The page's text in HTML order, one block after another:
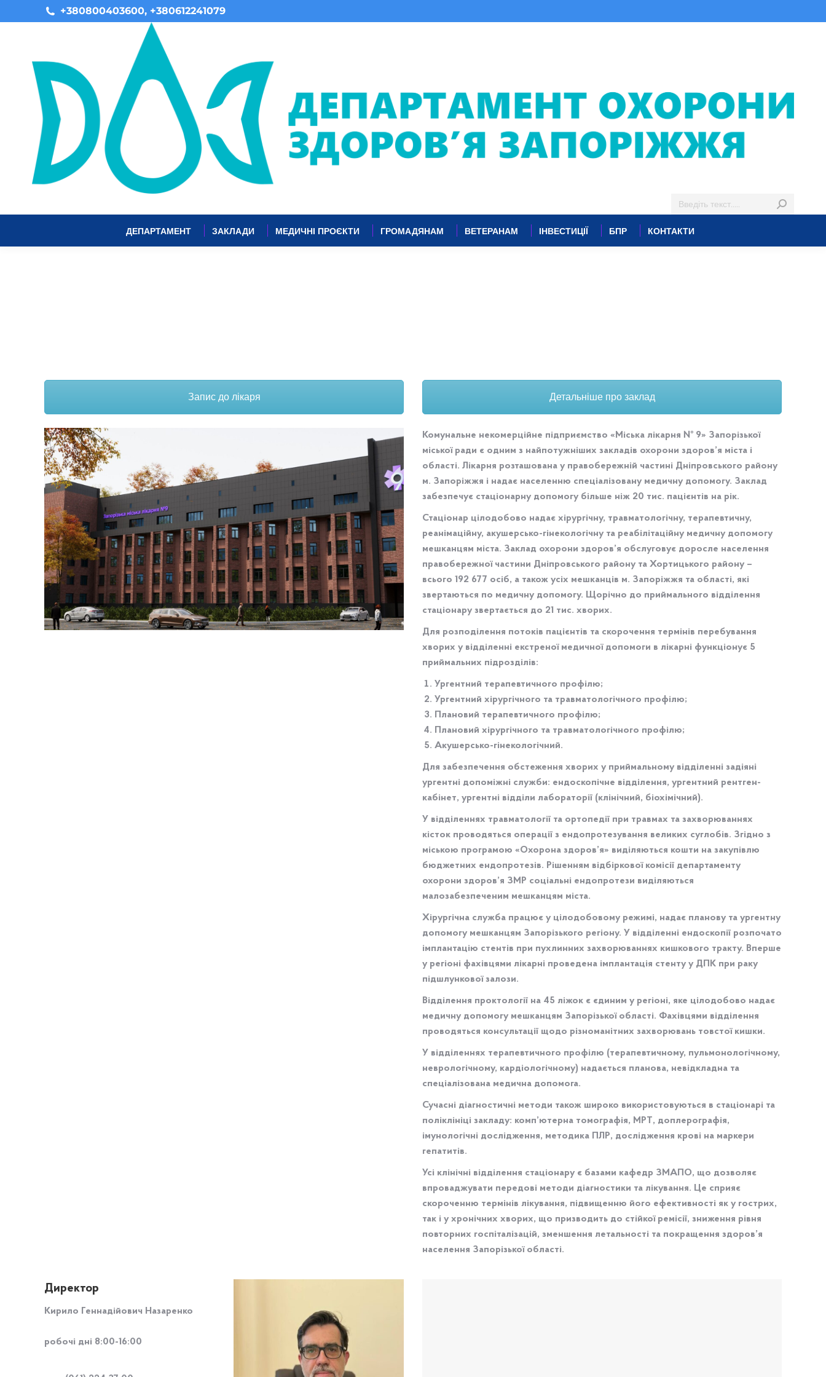
+380800403600, +380612241079
ДЕПАРТАМЕНТ ЗАКЛАДИ МЕДИЧНІ ПРОЄКТИ ГРОМАДЯНАМ ВЕТЕРАНАМ ІНВЕСТИЦІЇ БПР КОНТАКТИ
Запис до лікаря Детальніше про заклад
Комунальне некомерційне підприємство «Міська лікарня № 9» Запорізької
міської ради є одним з найпотужніших закладів охорони здоров’я міста і
області. Лікарня розташована у правобережній частині Дніпровського району
м. Запоріжжя і надає населенню спеціалізовану медичну допомогу. Заклад
забезпечує стаціонарну допомогу більше ніж 20 тис. пацієнтів на рік.
Стаціонар цілодобово надає хірургічну, травматологічну, терапевтичну,
реанімаційну, акушерсько-гінекологічну та реабілітаційну медичну допомогу
мешканцям міста. Заклад охорони здоров’я обслуговує доросле населення
правобережної частини Дніпровського району та Хортицького району –
всього 192 677 осіб, а також усіх мешканців м. Запоріжжя та області, які
звертаються по медичну допомогу. Щорічно до приймального відділення
стаціонару звертається до 21 тис. хворих.
Для розподілення потоків пацієнтів та скорочення термінів перебування
хворих у відділенні екстреної медичної допомоги в лікарні функціонує 5
приймальних підрозділів:
Ургентний терапевтичного профілю;
Ургентний хірургічного та травматологічного профілю;
Плановий терапевтичного профілю;
Плановий хірургічного та травматологічного профілю;
Акушерсько-гінекологічний.
Для забезпечення обстеження хворих у приймальному відділенні задіяні
ургентні допоміжні служби: ендоскопічне відділення, ургентний рентген-
кабінет, ургентні відділи лабораторії (клінічний, біохімічний).
У відділеннях травматології та ортопедії при травмах та захворюваннях
кісток проводяться операції з ендопротезування великих суглобів. Згідно з
міською програмою «Охорона здоров’я» виділяються кошти на закупівлю
бюджетних ендопротезів. Рішенням відбіркової комісії департаменту
охорони здоров’я ЗМР соціальні ендопротези виділяються
малозабезпеченим мешканцям міста.
Хірургічна служба працює у цілодобовому режимі, надає планову та ургентну
допомогу мешканцям Запорізького регіону. У відділенні ендоскопії розпочато
імплантацію стентів при пухлинних захворюваннях кишкового тракту. Вперше
у регіоні фахівцями лікарні проведена імплантація стенту у ДПК при раку
підшлункової залози.
Відділення проктології на 45 ліжок є єдиним у регіоні, яке цілодобово надає
медичну допомогу мешканцям Запорізької області. Фахівцями відділення
проводяться консультації щодо різноманітних захворювань товстої кишки.
У відділеннях терапевтичного профілю (терапевтичному, пульмонологічному,
неврологічному, кардіологічному) надається планова, невідкладна та
спеціалізована медична допомога.
Сучасні діагностичні методи також широко використовуються в стаціонарі та
поліклініці закладу: комп’ютерна томографія, МРТ, доплерографія,
імунологічні дослідження, методика ПЛР, дослідження крові на маркери
гепатитів.
Усі клінічні відділення стаціонару є базами кафедр ЗМАПО, що дозволяє
впроваджувати передові методи діагностики та лікування. Це сприяє
скороченню термінів лікування, підвищенню його ефективності як у гострих,
так і у хронічних хворих, що призводить до стійкої ремісії, зниження рівня
повторних госпіталізацій, зменшення летальності та покращення здоров’я
населення Запорізької області.
Директор
Кирило Геннадійович Назаренко
робочі дні 8:00-16:00